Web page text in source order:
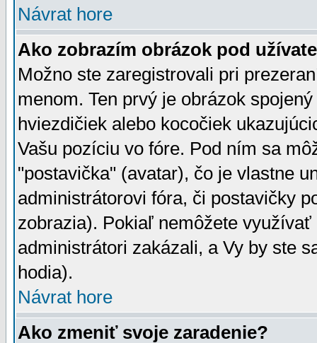
Návrat hore
Ako zobrazím obrázok pod
Možno ste zaregistrovali pri
menom. Ten prvý je obrázok
hviezdičiek alebo kocočiek
Vašu pozíciu vo fóre. Pod ním sa
"postavička" (avatar), čo je vlastne
administrátorovi fóra, či postavičky
zobrazia). Pokiaľ nemôžete
administrátori zakázali, a Vy by ste
hodia).
Návrat hore
Ako zmeniť svoje zaradenie?